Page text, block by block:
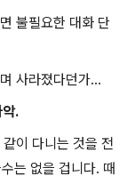
불필요한 대화 단
사라졌다던가...
.
이 다니는 것을 전
는 없을 겁니다. 때